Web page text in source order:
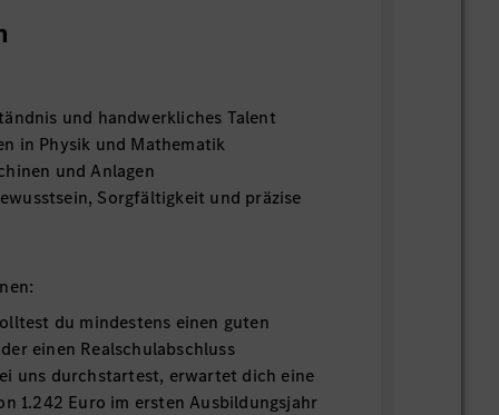
und handwerkliches Talent
in Physik und Mathematik
und Anlagen
Sorgfältigkeit und präzise
du mindestens einen guten
einen Realschulabschluss
uns durchstartest, erwartet dich eine
1.242 Euro im ersten Ausbildungsjahr